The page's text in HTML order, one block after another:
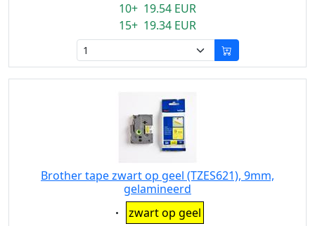
10+ 19.54 EUR
15+ 19.34 EUR
Brother tape zwart op geel (TZES621), 9mm,
gelamineerd
Eigenschaft:
zwart op geel